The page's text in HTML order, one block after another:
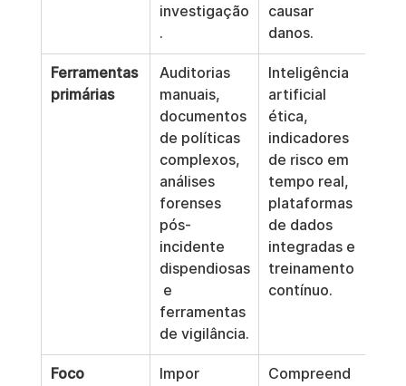
investigação
.
causar
danos.
Ferramentas
primárias
Auditorias
manuais,
documentos
de políticas
complexos,
análises
forenses
pós-
incidente
dispendiosas
e
ferramentas
de vigilância.
Inteligência
artificial
ética,
indicadores
de risco em
tempo real,
plataformas
de dados
integradas e
treinamento
contínuo.
Foco
Impor
Compreend